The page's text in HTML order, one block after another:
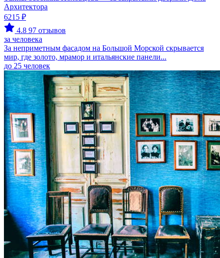
Архитектора
6215 ₽
4.8 97 отзывов
за человека
За неприметным фасадом на Большой Морской скрывается
мир, где золото, мрамор и итальянские панели...
до 25 человек